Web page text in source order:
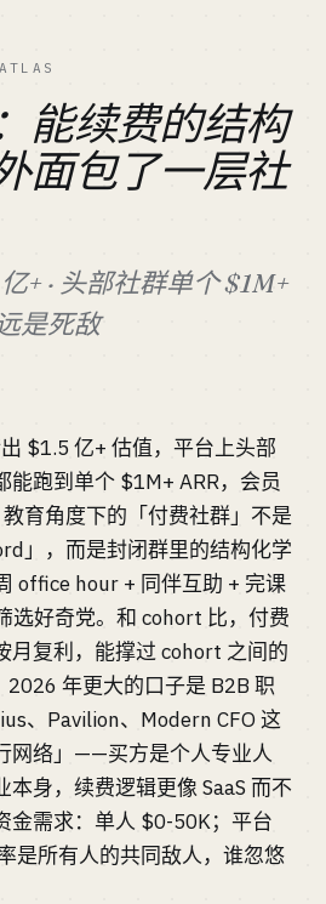
能续费的结构
面包了一层社
+ · 头部社群单个 $1M+
是死敌
$1.5 亿+ 估值，平台上头部
能跑到单个 $1M+ ARR，会员
育角度下的「付费社群」不是
」，而是封闭群里的结构化学
office hour + 同伴互助 + 完课
选好奇党。和 cohort 比，付费
月复利，能撑过 cohort 之间的
2026 年更大的口子是 B2B 职
、Pavilion、Modern CFO 这
网络」——买方是个人专业人
本身，续费逻辑更像 SaaS 而不
金需求：单人 $0-50K；平台
是所有人的共同敌人，谁忽悠